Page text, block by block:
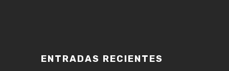
ENTRADAS RECIENTES